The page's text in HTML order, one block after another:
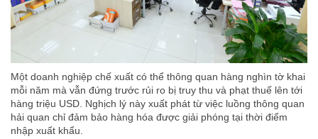
Một doanh nghiệp chế xuất có thể thông quan hàng nghìn tờ khai
mỗi năm mà vẫn đứng trước rủi ro bị truy thu và phạt thuế lên tới
hàng triệu USD. Nghịch lý này xuất phát từ việc luồng thông quan
hải quan chỉ đảm bảo hàng hóa được giải phóng tại thời điểm
nhập xuất khẩu.